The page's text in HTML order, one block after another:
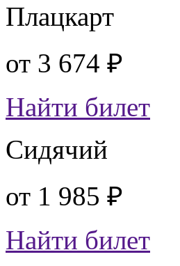
Плацкарт
от 3 674 ₽
Найти билет
Сидячий
от 1 985 ₽
Найти билет